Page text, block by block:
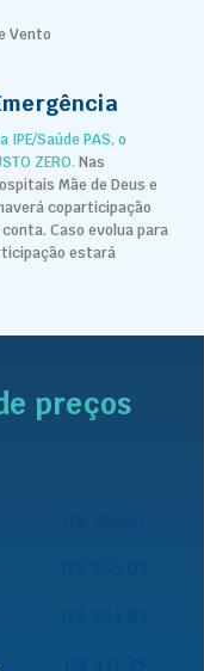
Vento
IPE/Saúde PAS, o
ZERO. Nas
Mãe de Deus e
coparticipação
Caso evolua para
estará
preços